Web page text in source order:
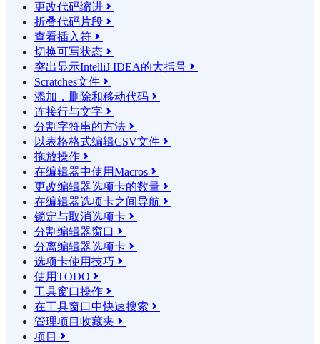
更改代码缩进 
折叠代码片段 
查看插入符 
切换可写状态 
突出显示IntelliJ IDEA的大括号 
Scratches文件 
添加，删除和移动代码 
连接行与文字 
分割字符串的方法 
以表格格式编辑CSV文件 
拖放操作 
在编辑器中使用Macros 
更改编辑器选项卡的数量 
在编辑器选项卡之间导航 
锁定与取消选项卡 
分割编辑器窗口 
分离编辑器选项卡 
选项卡使用技巧 
使用TODO 
工具窗口操作 
在工具窗口中快速搜索 
管理项目收藏夹 
项目 